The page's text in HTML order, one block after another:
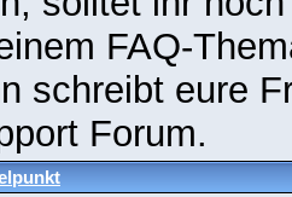
FAQ-
schreibt eure
Forum.